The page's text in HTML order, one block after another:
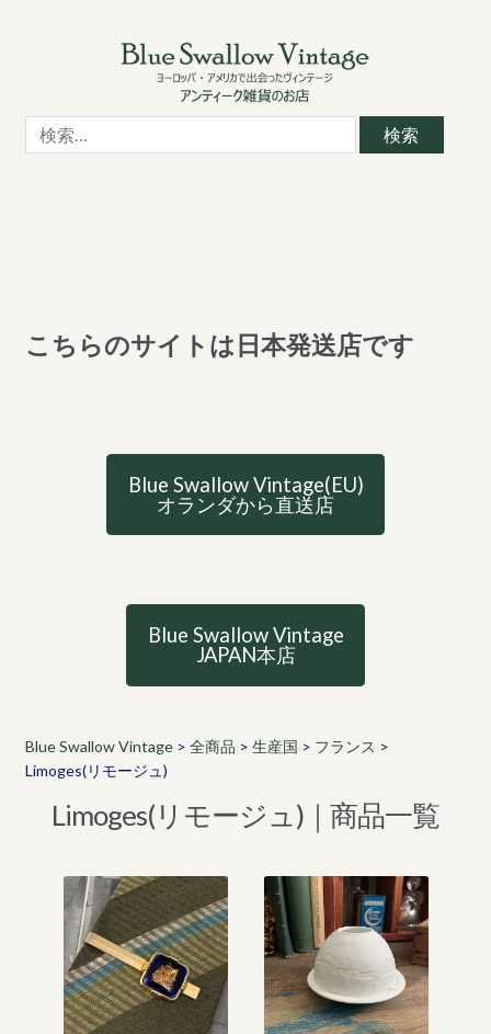
検
索:
こちらのサイトは日本発送店です
Blue Swallow Vintage(EU)
オランダから直送店
Blue Swallow Vintage
JAPAN本店
Blue Swallow Vintage> 全商品 > 生産国 > フランス >
Limoges(リモージュ)
Limoges(リモージュ)｜商品一覧